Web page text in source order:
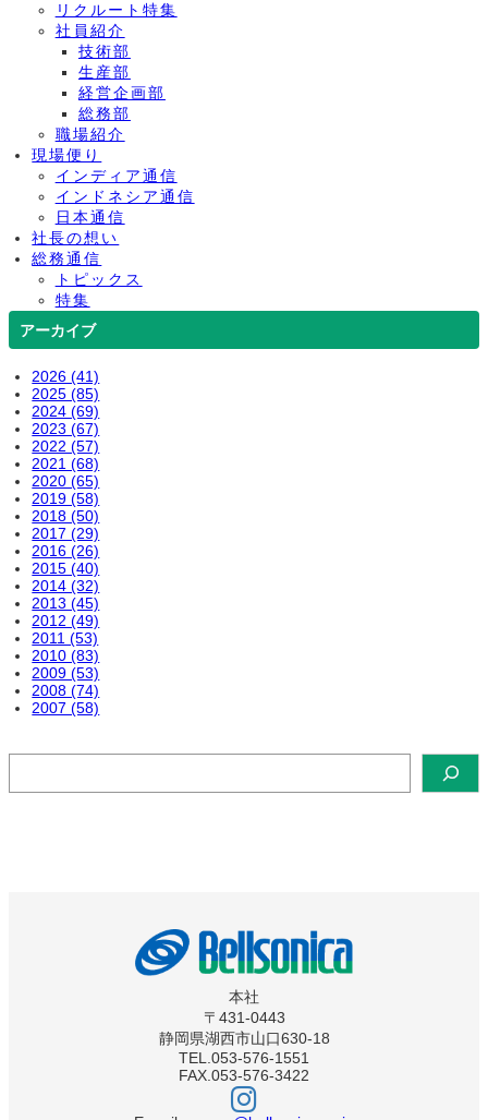
リクルート特集
社員紹介
技術部
生産部
経営企画部
総務部
職場紹介
現場便り
インディア通信
インドネシア通信
日本通信
社長の想い
総務通信
トピックス
特集
アーカイブ
2026 (41)
2025 (85)
2024 (69)
2023 (67)
2022 (57)
2021 (68)
2020 (65)
2019 (58)
2018 (50)
2017 (29)
2016 (26)
2015 (40)
2014 (32)
2013 (45)
2012 (49)
2011 (53)
2010 (83)
2009 (53)
2008 (74)
2007 (58)
本社
〒431-0443
静岡県湖西市山口630-18
TEL.053-576-1551
FAX.053-576-3422
ベ
ル